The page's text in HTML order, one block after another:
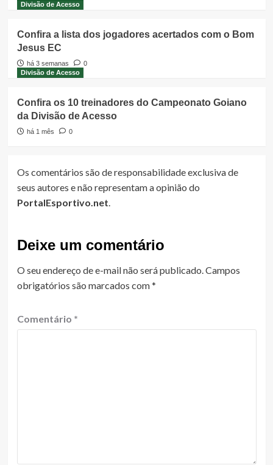
Divisão de Acesso
Confira a lista dos jogadores acertados com o Bom
Jesus EC
há 3 semanas
0
Divisão de Acesso
Confira os 10 treinadores do Campeonato Goiano
da Divisão de Acesso
há 1 mês 0
Os comentários são de responsabilidade exclusiva de
seus autores e não representam a opinião do
PortalEsportivo.net.
Deixe um comentário
O seu endereço de e-mail não será publicado.Campos
obrigatórios são marcados com*
Comentário *